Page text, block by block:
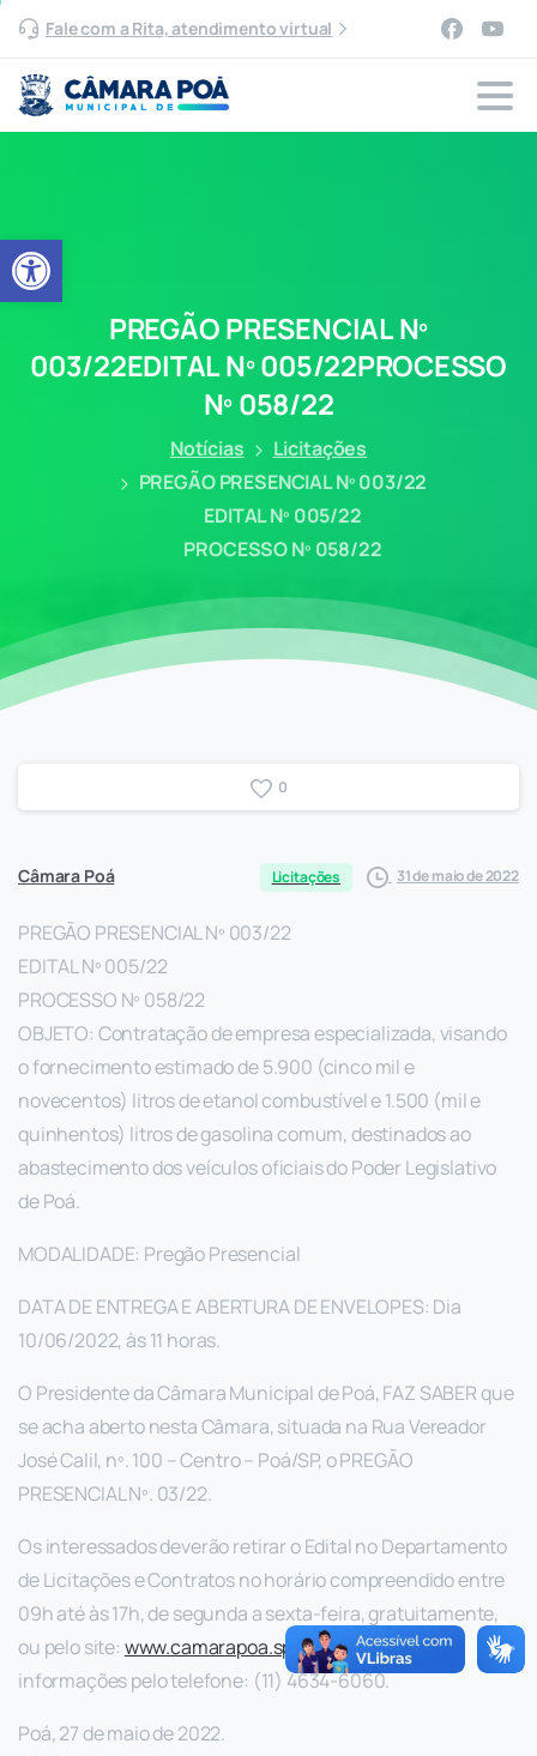
Abrir a barra de ferramentas
Fale com a Rita, atendimento virtual
PREGÃOPRESENCIALNº
003/22EDITALNº005/22PROCESSO
Nº058/22
Notícias
Licitações
PREGÃO PRESENCIAL Nº 003/22
EDITAL Nº 005/22
PROCESSO Nº 058/22
0
Câmara Poá Licitações 31 de maio de 2022
PREGÃO PRESENCIAL Nº 003/22
EDITAL Nº 005/22
PROCESSO Nº 058/22
OBJETO: Contratação de empresa especializada, visando
o fornecimento estimado de 5.900 (cinco mil e
novecentos) litros de etanol combustível e 1.500 (mil e
quinhentos) litros de gasolina comum, destinados ao
abastecimento dos veículos oficiais do Poder Legislativo
de Poá.
MODALIDADE: Pregão Presencial
DATA DE ENTREGA E ABERTURA DE ENVELOPES: Dia
10/06/2022, às 11 horas.
O Presidente da Câmara Municipal de Poá, FAZ SABER que
se acha aberto nesta Câmara, situada na Rua Vereador
José Calil, nº. 100 – Centro – Poá/SP, o PREGÃO
PRESENCIAL Nº. 03/22.
Os interessados deverão retirar o Edital no Departamento
de Licitações e Contratos no horário compreendido entre
09h até às 17h, de segunda a sexta-feira, gratuitamente,
ou pelo site: www.camarapoa.sp.gov.br. Maiores
informações pelo telefone: (11) 4634-6060.
Poá, 27 de maio de 2022.